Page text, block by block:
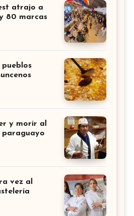
atrajo a
80 marcas
pueblos
y morir al
paraguayo
vez al